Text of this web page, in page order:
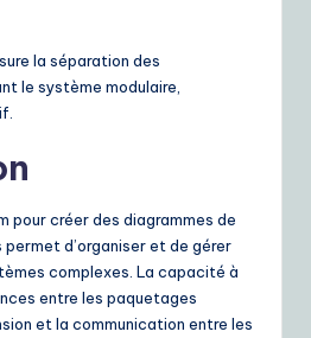
la séparation des
le système modulaire,
pour créer des diagrammes de
d’organiser et de gérer
complexes. La capacité à
entre les paquetages
et la communication entre les